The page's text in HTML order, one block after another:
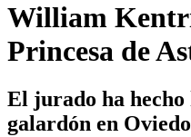
William
Princesa de
El jurado ha
galardón en Oviedo